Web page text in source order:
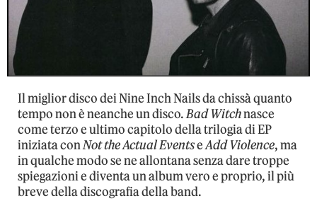
Il miglior disco dei Nine Inch Nails da chissà quanto
tempo non è neanche un disco.Bad Witchnasce
come terzo e ultimo capitolo della trilogia di EP
iniziata conNot the Actual EventseAdd Violence, ma
in qualche modo se ne allontana senza dare troppe
spiegazioni e diventa un album vero e proprio, il più
breve della discografia della band.